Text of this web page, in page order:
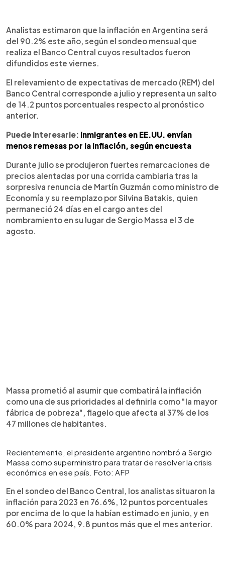
► Escuchar artículo
Analistas estimaron que la inflación en Argentina será
del 90.2% este año, según el sondeo mensual que
realiza el Banco Central cuyos resultados fueron
difundidos este viernes.
El relevamiento de expectativas de mercado (REM) del
Banco Central corresponde a julio y representa un salto
de 14.2 puntos porcentuales respecto al pronóstico
anterior.
Puede interesarle: Inmigrantes en EE.UU. envían
menos remesas por la inflación, según encuesta
Durante julio se produjeron fuertes remarcaciones de
precios alentadas por una corrida cambiaria tras la
sorpresiva renuncia de Martín Guzmán como ministro de
Economía y su reemplazo por Silvina Batakis, quien
permaneció 24 días en el cargo antes del
nombramiento en su lugar de Sergio Massa el 3 de
agosto.
Massa prometió al asumir que combatirá la inflación
como una de sus prioridades al definirla como "la mayor
fábrica de pobreza", flagelo que afecta al 37% de los
47 millones de habitantes.
Recientemente, el presidente argentino nombró a Sergio
Massa como superministro para tratar de resolver la crisis
económica en ese país. Foto: AFP
En el sondeo del Banco Central, los analistas situaron la
inflación para 2023 en 76.6%, 12 puntos porcentuales
por encima de lo que la habían estimado en junio, y en
60.0% para 2024, 9.8 puntos más que el mes anterior.